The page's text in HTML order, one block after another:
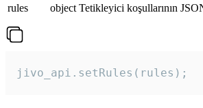
rules
object Tetikleyici koşullarının
jivo_api.setRules(rules);